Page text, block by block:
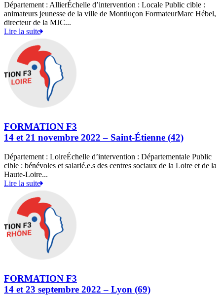
Département : AllierÉchelle d’intervention : Locale Public cible :
animateurs jeunesse de la ville de Montluçon FormateurMarc Hébel,
directeur de la MJC...
Lire la suite
FORMATION F3
14 et 21 novembre 2022 – Saint-Étienne (42)
Département : LoireÉchelle d’intervention : Départementale Public
cible : bénévoles et salarié.e.s des centres sociaux de la Loire et de la
Haute-Loire...
Lire la suite
FORMATION F3
14 et 23 septembre 2022 – Lyon (69)